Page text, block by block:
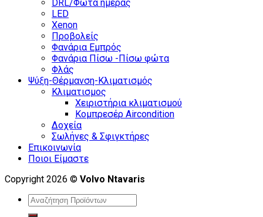
DRL/Φώτα ημέρας
LED
Xenon
Προβολείς
Φανάρια Εμπρός
Φανάρια Πίσω -Πίσω φώτα
Φλάς
Ψύξη-Θέρμανση-Κλιματισμός
Κλιματισμος
Χειριστήρια κλιματισμού
Κομπρεσέρ Aircondition
Δοχεία
Σωλήνες & Σφιγκτήρες
Επικοινωνία
Ποιοι Είμαστε
Copyright 2026 © Volvo Ntavaris
Search
for: